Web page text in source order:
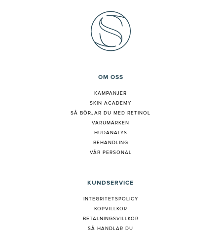
OM OSS
KAMPANJER
SKIN ACADEMY
SÅ BÖRJAR DU MED RETINOL
VARUMÄRKEN
HUDANALYS
BEHANDLING
VÅR PERSONAL
KUNDSERVICE
INTEGRITETSPOLICY
KÖPVILLKOR
BETALNINGSVILLKOR
SÅ HANDLAR DU